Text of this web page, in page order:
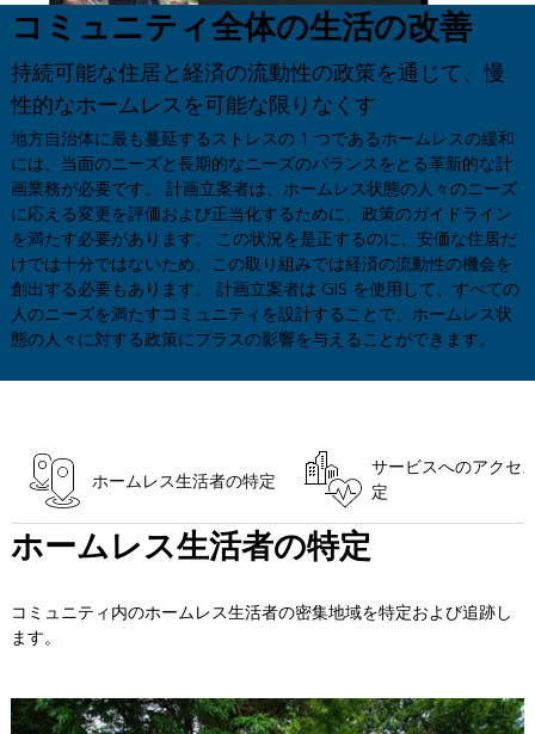
コミュニティ全体の生活の改善
持続可能な住居と経済の流動性の政策を通じて、慢
性的なホームレスを可能な限りなくす
地方自治体に最も蔓延するストレスの 1 つであるホームレスの緩和
には、当面のニーズと長期的なニーズのバランスをとる革新的な計
画業務が必要です。 計画立案者は、ホームレス状態の人々のニーズ
に応える変更を評価および正当化するために、政策のガイドライン
を満たす必要があります。 この状況を是正するのに、安価な住居だ
けでは十分ではないため、この取り組みでは経済の流動性の機会を
創出する必要もあります。 計画立案者は GIS を使用して、すべての
人のニーズを満たすコミュニティを設計することで、ホームレス状
態の人々に対する政策にプラスの影響を与えることができます。
ホームレス生活者の特定
サービスへのアクセ
定
ホームレス生活者の特定
コミュニティ内のホームレス生活者の密集地域を特定および追跡し
ます。